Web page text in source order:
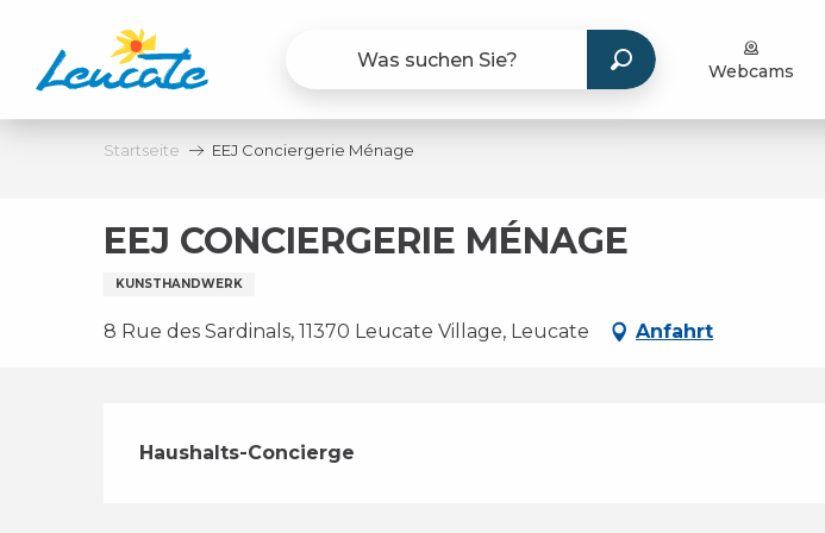
contenu
principal
Webcams
Startseite EEJ Conciergerie Ménage
EEJ CONCIERGERIE MÉNAGE
KUNSTHANDWERK
8 Rue des Sardinals, 11370 Leucate Village, Leucate Anfahrt
Beschreibung
Haushalts-Concierge